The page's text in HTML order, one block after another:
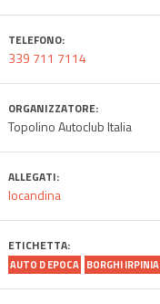
TELEFONO:
339 711 7114
ORGANIZZATORE:
Topolino Autoclub Italia
ALLEGATI:
locandina
ETICHETTA:
AUTO D EPOCA BORGHI IRPINIA